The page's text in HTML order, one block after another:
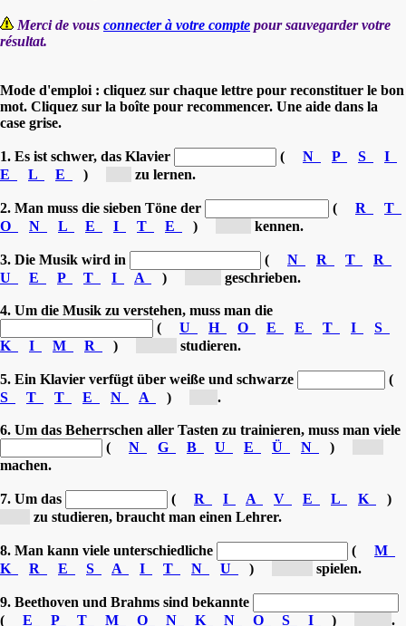
Merci de vous connecter à votre compte pour sauvegarder votre
résultat.
Mode d'emploi : cliquez sur chaque lettre pour reconstituer le bon
mot. Cliquez sur la boîte pour recommencer. Une aide dans la
case grise.
1. Es ist schwer, das Klavier ( N P S
I
E
L E ) zu lernen.
2. Man muss die sieben Töne der ( R
T
O
N L E I T E ) kennen.
3. Die Musik wird in ( N R T
R
U
E P T I A ) geschrieben.
4. Um die Musik zu verstehen, muss man die
(
U H O E E T I
S
K
I M R ) studieren.
5. Ein Klavier verfügt über weiße und schwarze
(
S
T T E N A ) .
6. Um das Beherrschen aller Tasten zu trainieren, muss man viele
(
N G B U E Ü N )
machen.
7. Um das ( R I A V E L K
)
zu studieren, braucht man einen Lehrer.
8. Man kann viele unterschiedliche (
M
K
R E S A I T N U ) spielen.
9. Beethoven und Brahms sind bekannte
(
E P T M O N K N O S I ) .